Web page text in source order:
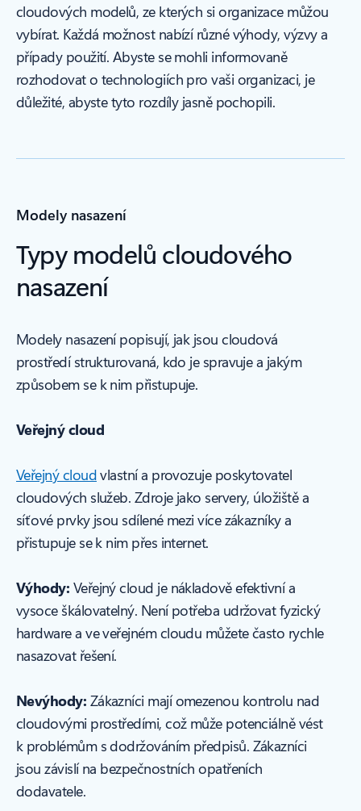
cloudových modelů, ze kterých si organizace můžou
vybírat. Každá možnost nabízí různé výhody, výzvy a
případy použití. Abyste se mohli informovaně
rozhodovat o technologiích pro vaši organizaci, je
důležité, abyste tyto rozdíly jasně pochopili.
Modely nasazení
Typy modelů cloudového
nasazení
Modely nasazení popisují, jak jsou cloudová
prostředí strukturovaná, kdo je spravuje a jakým
způsobem se k nim přistupuje.
Veřejný cloud
Veřejný cloudvlastní a provozuje poskytovatel
cloudových služeb. Zdroje jako servery, úložiště a
síťové prvky jsou sdílené mezi více zákazníky a
přistupuje se k nim přes internet.
Výhody: Veřejný cloud je nákladově efektivní a
vysoce škálovatelný. Není potřeba udržovat fyzický
hardware a ve veřejném cloudu můžete často rychle
nasazovat řešení.
Nevýhody: Zákazníci mají omezenou kontrolu nad
cloudovými prostředími, což může potenciálně vést
k problémům s dodržováním předpisů. Zákazníci
jsou závislí na bezpečnostních opatřeních
dodavatele.